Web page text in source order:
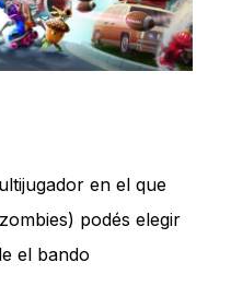
en el que
podés elegir
el bando